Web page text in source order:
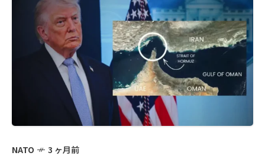
NATO 3 ヶ月前